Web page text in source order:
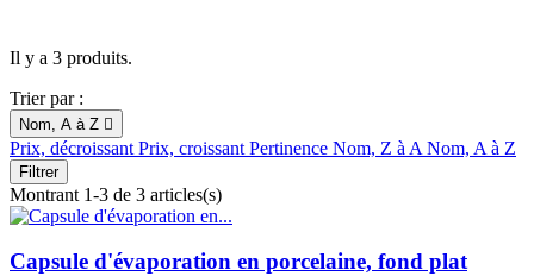
Il y a 3 produits.
Trier par :
Nom, A à Z 
Prix, décroissant Prix, croissant Pertinence Nom, Z à A Nom, A à Z
Filtrer
Montrant 1-3 de 3 articles(s)
Capsule d'évaporation en porcelaine, fond plat